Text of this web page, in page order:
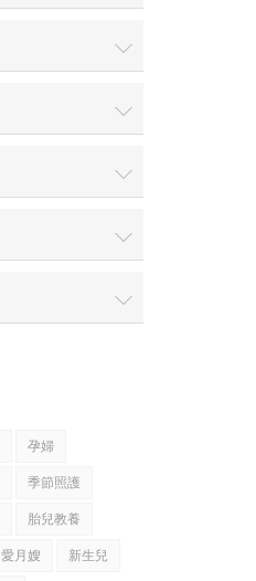
孕婦
季節照護
胎兒教養
愛月嫂
新生兒